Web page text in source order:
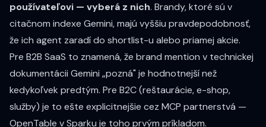
používateľovi — vyberá z nich. Brandy, ktoré sú v
citačnom indexe Gemini, majú vyššiu pravdepodobnosť,
že ich agent zaradí do shortlist-u alebo priamej akcie.
Pre B2B SaaS to znamená, že brand mention v technickej
dokumentácii Gemini „pozná" je hodnotnejší než
kedykoľvek predtým. Pre B2C (reštaurácie, e-shop,
služby) je to ešte explicitnejšie cez MCP partnerstvá —
OpenTable v Sparku je toho prvým príkladom.